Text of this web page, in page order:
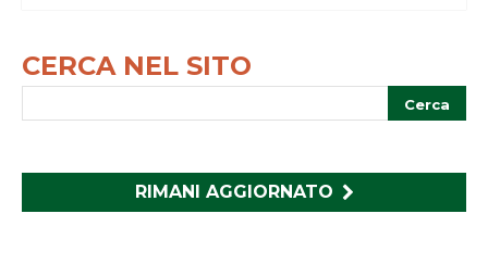
CERCA NEL SITO
RIMANI AGGIORNATO